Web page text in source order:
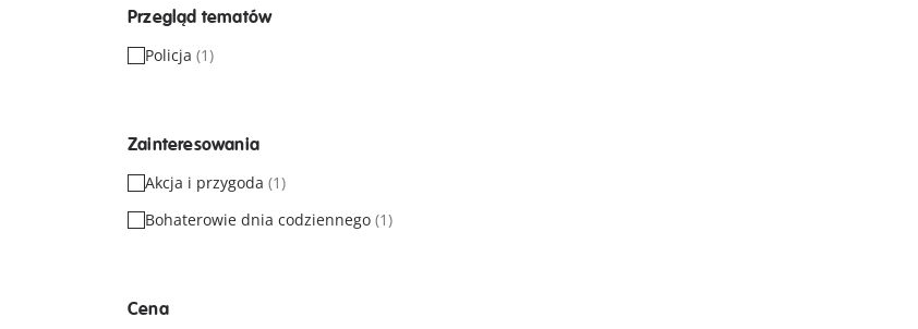
Przegląd tematów
Policja (1)
Zainteresowania
Akcja i przygoda (1)
Bohaterowie dnia codziennego (1)
Cena